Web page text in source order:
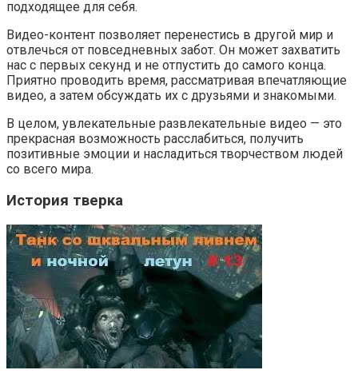
подходящее для себя.
Видео-контент позволяет перенестись в другой мир и
отвлечься от повседневных забот. Он может захватить
нас с первых секунд и не отпустить до самого конца.
Приятно проводить время, рассматривая впечатляющие
видео, а затем обсуждать их с друзьями и знакомыми.
В целом, увлекательные развлекательные видео — это
прекрасная возможность расслабиться, получить
позитивные эмоции и насладиться творчеством людей
со всего мира.
История тверка